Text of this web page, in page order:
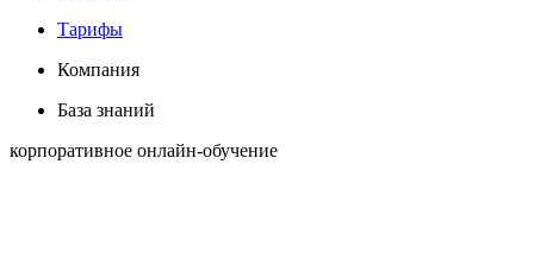
Тарифы
Компания
База знаний
корпоративное онлайн-обучение